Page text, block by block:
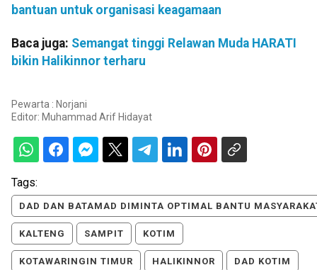
bantuan untuk organisasi keagamaan
Baca juga: Semangat tinggi Relawan Muda HARATI
bikin Halikinnor terharu
Pewarta : Norjani
Editor: Muhammad Arif Hidayat
Tags:
DAD DAN BATAMAD DIMINTA OPTIMAL BANTU
KALTENG SAMPIT KOTIM
KOTAWARINGIN TIMUR HALIKINNOR DAD KOTIM